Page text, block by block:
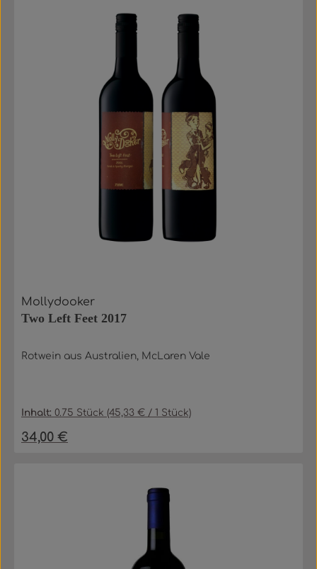
Mollydooker
Two Left Feet 2017
Rotwein aus Australien, McLaren Vale
Inhalt:0.75 Stück (45,33 € / 1 Stück)
Regulärer Preis:
34,00 €